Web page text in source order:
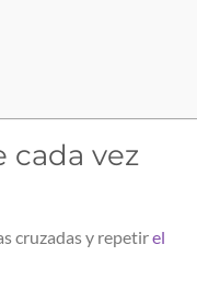
cada vez
cruzadas y repetirel